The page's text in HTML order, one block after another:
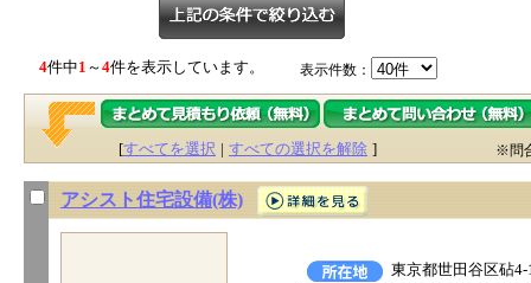
4件中1 ～4件を表示しています。 表示件数：
[すべてを選択 | すべての選択を解除 ] ※問
アシスト住宅設備(株)
東京都世田谷区砧